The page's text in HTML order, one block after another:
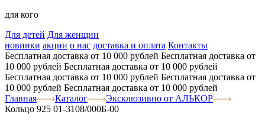
для кого
Для детей Для женщин
новинки акции о нас доставка и оплата Контакты
Бесплатная доставка от 10 000 рублей Бесплатная доставка от
10 000 рублей Бесплатная доставка от 10 000 рублей
Бесплатная доставка от 10 000 рублей Бесплатная доставка от
10 000 рублей Бесплатная доставка от 10 000 рублей
Главная
Каталог
Эксклюзивно от АЛЬКОР
Кольцо 925 01-3108/000Б-00